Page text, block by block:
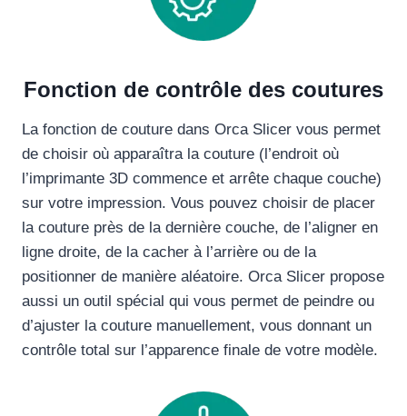
Fonction de contrôle des coutures
La fonction de couture dans Orca Slicer vous permet
de choisir où apparaîtra la couture (l’endroit où
l’imprimante 3D commence et arrête chaque couche)
sur votre impression. Vous pouvez choisir de placer
la couture près de la dernière couche, de l’aligner en
ligne droite, de la cacher à l’arrière ou de la
positionner de manière aléatoire. Orca Slicer propose
aussi un outil spécial qui vous permet de peindre ou
d’ajuster la couture manuellement, vous donnant un
contrôle total sur l’apparence finale de votre modèle.